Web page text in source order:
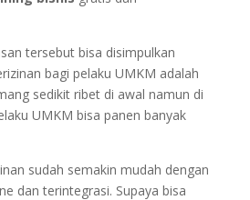
tersebut bisa disimpulkan
bagi pelaku UMKM adalah
sedikit ribet di awal namun di
UMKM bisa panen banyak
sudah semakin mudah dengan
dan terintegrasi. Supaya bisa